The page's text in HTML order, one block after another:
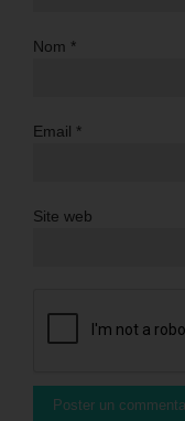
Nom *
Email *
Site web